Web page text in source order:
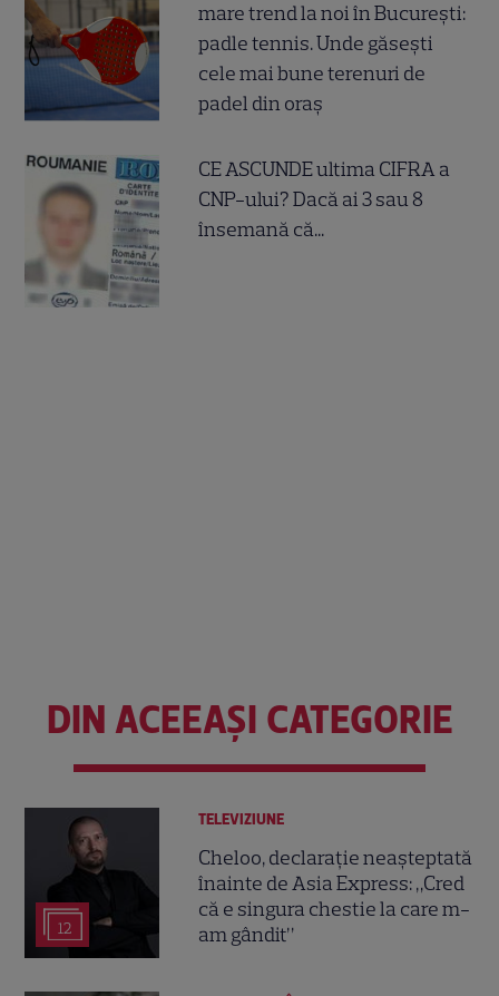
mare trend la noi în București:
padle tennis. Unde găsești
cele mai bune terenuri de
padel din oraș
CE ASCUNDE ultima CIFRA a
CNP-ului? Dacă ai 3 sau 8
însemană că...
DIN ACEEAȘI CATEGORIE
12
TELEVIZIUNE
Cheloo, declarație neașteptată
înainte de Asia Express: „Cred
că e singura chestie la care m-
am gândit”